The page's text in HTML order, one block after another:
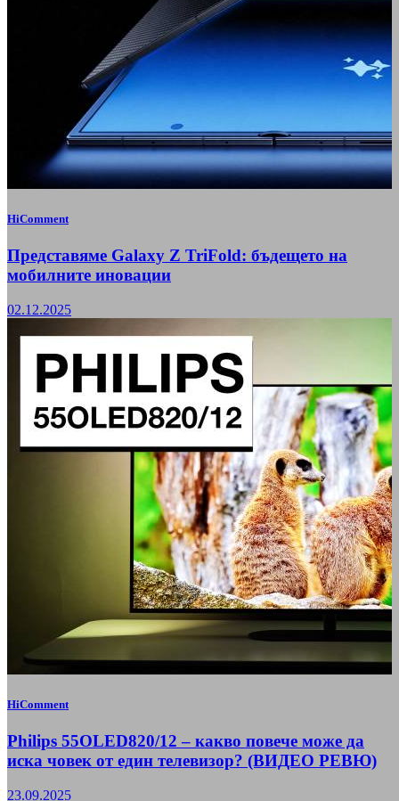
HiComment
Представяме Galaxy Z TriFold: бъдещето на
мобилните иновации
02.12.2025
HiComment
Philips 55OLED820/12 – какво повече може да
иска човек от един телевизор? (ВИДЕО РЕВЮ)
23.09.2025